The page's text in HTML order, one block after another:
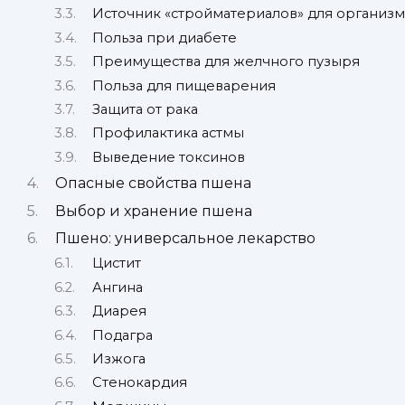
Источник «стройматериалов» для
Польза при диабете
Преимущества для желчного пузыря
Польза для пищеварения
Защита от рака
Профилактика астмы
Выведение токсинов
Опасные свойства пшена
Выбор и хранение пшена
Пшено: универсальное лекарство
Цистит
Ангина
Диарея
Подагра
Изжога
Стенокардия